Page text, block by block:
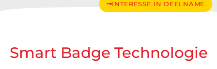
INTERESSE IN DEELNAME
Smart Badge Technologie